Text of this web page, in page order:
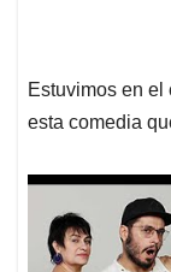
Estuvimos en el
esta comedia